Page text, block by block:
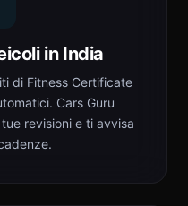
in India
di Fitness Certificate
Cars Guru
revisioni e ti avvisa